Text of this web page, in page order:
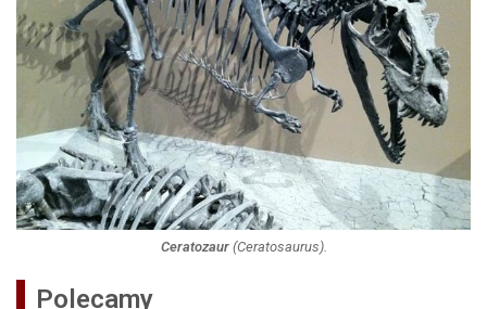
Ceratozaur(Ceratosaurus).
Polecamy